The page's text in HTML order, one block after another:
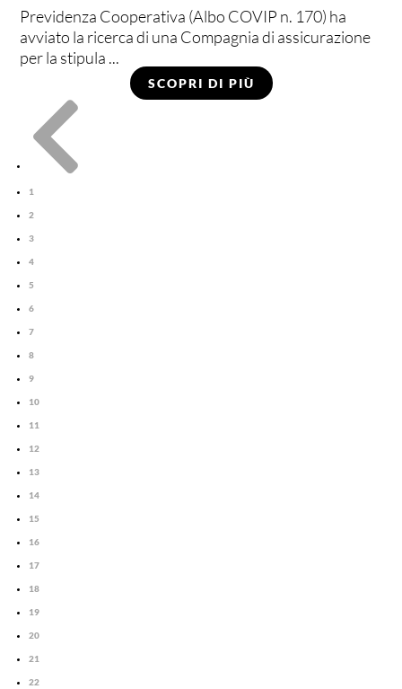
Previdenza Cooperativa (Albo COVIP n. 170) ha
avviato la ricerca di una Compagnia di assicurazione
per la stipula ...
SCOPRI DI PIÙ

1
2
3
4
5
6
7
8
9
10
11
12
13
14
15
16
17
18
19
20
21
22